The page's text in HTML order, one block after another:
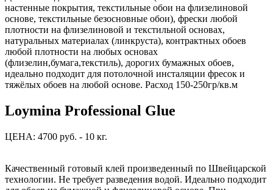
настенные покрытия, текстильные обои на флизелиновой
основе, текстильные безосновные обои), фрески любой
плотности на флизелиновой и текстильной основах,
натуральных материалах (линкруста), контрактных обоев
любой плотности на любых основах
(флизелин,бумага,текстиль), дорогих бумажных обоев,
идеально подходит для потолочной инсталяции фресок и
тяжёлых обоев на любой основе. Расход 150-250гр/кв.м
Loymina Professional Glue
ЦЕНА: 4700 руб. - 10 кг.
Качественный готовый клей произведенный по Швейцарской
технологии. Не требует разведения водой. Идеально подходит